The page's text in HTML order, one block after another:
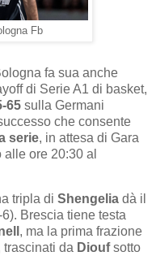
Fb
fa sua anche
di Serie A1 di basket,
65 sulla Germani
che consente
serie, in attesa di Gara
ore 20:30 al
tripla di Shengelia dà il
Brescia tiene testa
, ma la prima frazione
da Dioufsotto